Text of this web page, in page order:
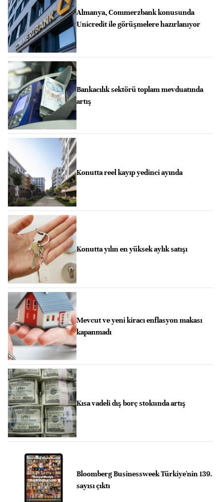
Almanya, Commerzbank konusunda
Unicredit ile görüşmelere hazırlanıyor
Bankacılık sektörü toplam mevduatında
artış
Konutta reel kayıp yedinci ayında
Konutta yılın en yüksek aylık satışı
Mevcut ve yeni kiracı enflasyon makası
kapanmadı
Kısa vadeli dış borç stokunda artış
Bloomberg Businessweek Türkiye'nin 139.
sayısı çıktı